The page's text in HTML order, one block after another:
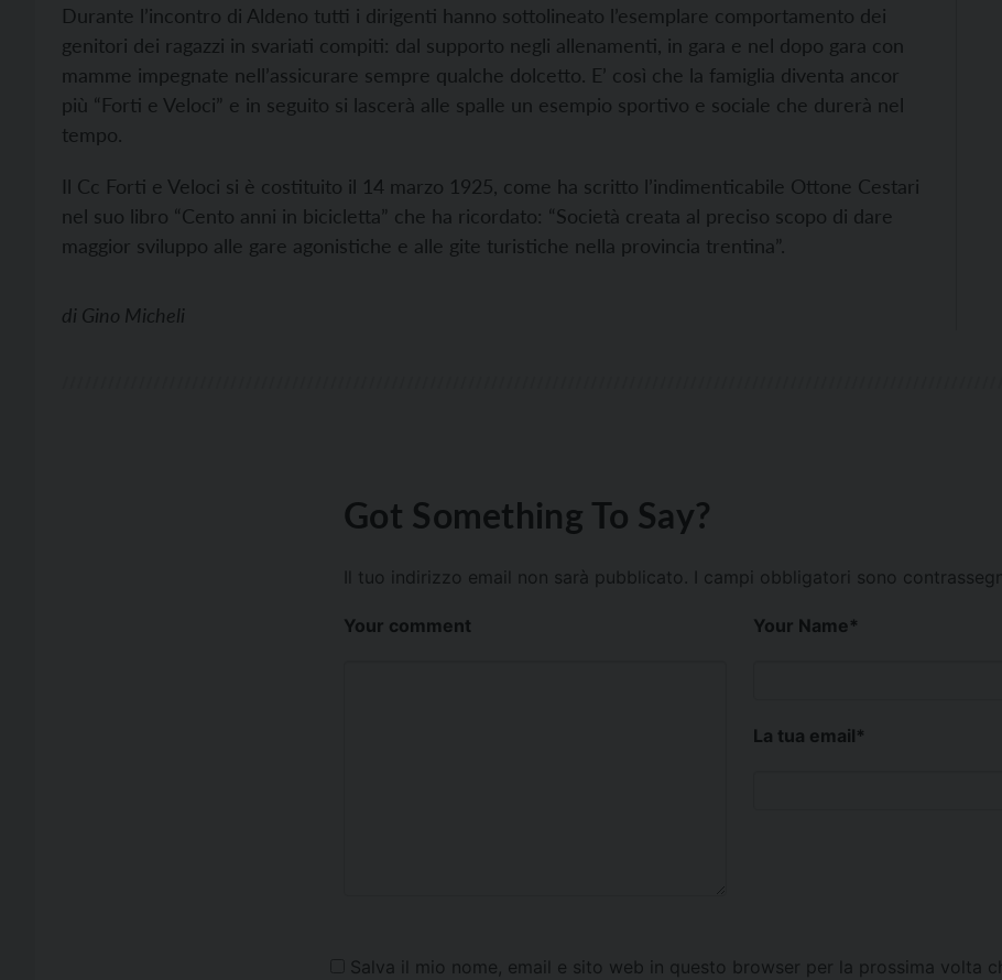
Durante l’incontro di Aldeno tutti i dirigenti hanno sottolineato l’esemplare comportamento dei
genitori dei ragazzi in svariati compiti: dal supporto negli allenamenti, in gara e nel dopo gara con
mamme impegnate nell’assicurare sempre qualche dolcetto. E’ così che la famiglia diventa ancor
più “Forti e Veloci” e in seguito si lascerà alle spalle un esempio sportivo e sociale che durerà nel
tempo.
Il Cc Forti e Veloci si è costituito il 14 marzo 1925, come ha scritto l’indimenticabile Ottone Cestari
nel suo libro “Cento anni in bicicletta” che ha ricordato: “Società creata al preciso scopo di dare
maggior sviluppo alle gare agonistiche e alle gite turistiche nella provincia trentina”.
di Gino Micheli
Got Something To Say?
Il tuo indirizzo email non sarà pubblicato. I campi obbligatori sono
Your comment Your Name*
La tua email*
Salva il mio nome, email e sito web in questo browser per la prossima volta